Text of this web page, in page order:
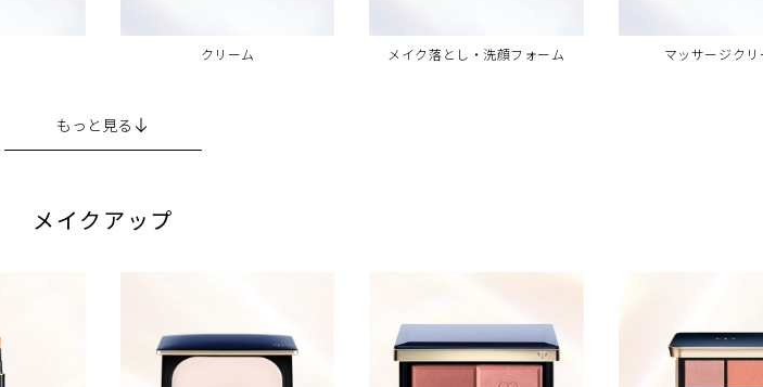
クリーム メイク落とし・洗顔フォーム マッサージクリ
もっと見る
メイクアップ